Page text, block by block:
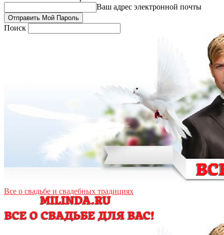
Ваш адрес электронной почты
Поиск
Все о свадьбе и свадебных традициях